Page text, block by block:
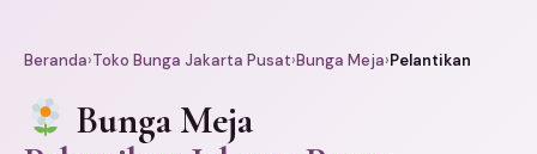
Beranda›Toko Bunga Jakarta Pusat›Bunga Meja›Pelantikan
Bunga Meja